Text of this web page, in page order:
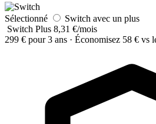
Sélectionné
Switch avec un plus
Switch Plus 8,31 €/mois
299 € pour 3 ans · Économisez 58 € vs